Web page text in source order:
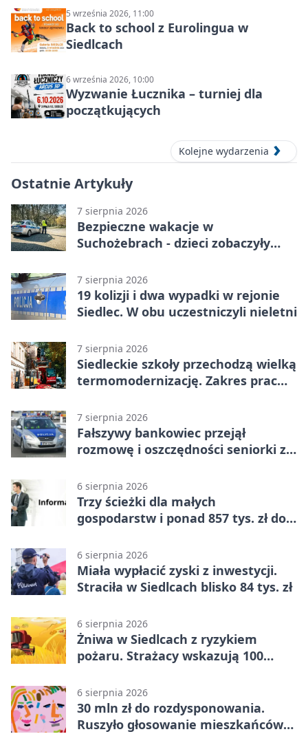
5 września 2026, 11:00
Back to school z Eurolingua w
Siedlcach
6 września 2026, 10:00
Wyzwanie Łucznika – turniej dla
początkujących
Kolejne wydarzenia
Ostatnie Artykuły
7 sierpnia 2026
Bezpieczne wakacje w
Suchożebrach - dzieci zobaczyły
7 sierpnia 2026
19 kolizji i dwa wypadki w rejonie
Siedlec. W obu uczestniczyli nieletni
7 sierpnia 2026
Siedleckie szkoły przechodzą wielką
termomodernizację. Zakres prac
7 sierpnia 2026
Fałszywy bankowiec przejął
rozmowę i oszczędności seniorki z
6 sierpnia 2026
Trzy ścieżki dla małych
gospodarstw i ponad 857 tys. zł do
6 sierpnia 2026
Miała wypłacić zyski z inwestycji.
Straciła w Siedlcach blisko 84 tys. zł
6 sierpnia 2026
Żniwa w Siedlcach z ryzykiem
pożaru. Strażacy wskazują 100
6 sierpnia 2026
30 mln zł do rozdysponowania.
Ruszyło głosowanie mieszkańców